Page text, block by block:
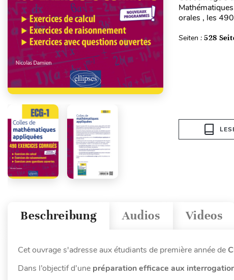
orales , les
Seiten : 528
Videos
Audios
Beschreibung
Cet ouvrage s'adresse aux étudiants de première année de
Dans l’objectif d’une préparation efficace aux